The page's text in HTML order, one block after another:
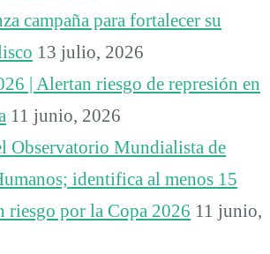
campaña para fortalecer su
13 julio, 2026
| Alertan riesgo de represión en
11 junio, 2026
Observatorio Mundialista de
identifica al menos 15
riesgo por la Copa 2026 11 junio,